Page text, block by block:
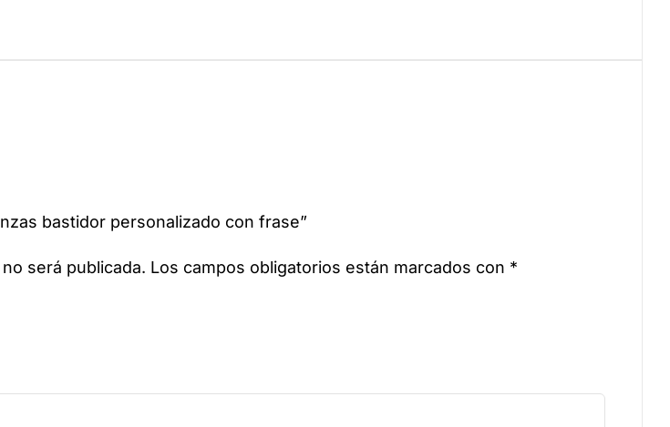
bastidor personalizado con frase”
será publicada. Los campos obligatorios están marcados con *